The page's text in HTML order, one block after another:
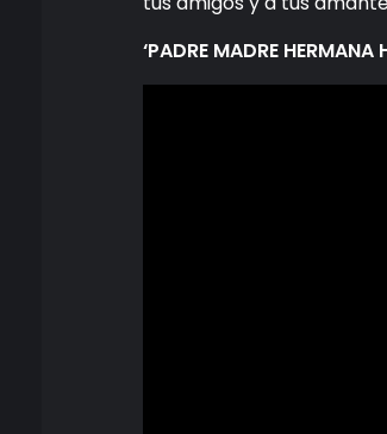
‘PADRE MADRE